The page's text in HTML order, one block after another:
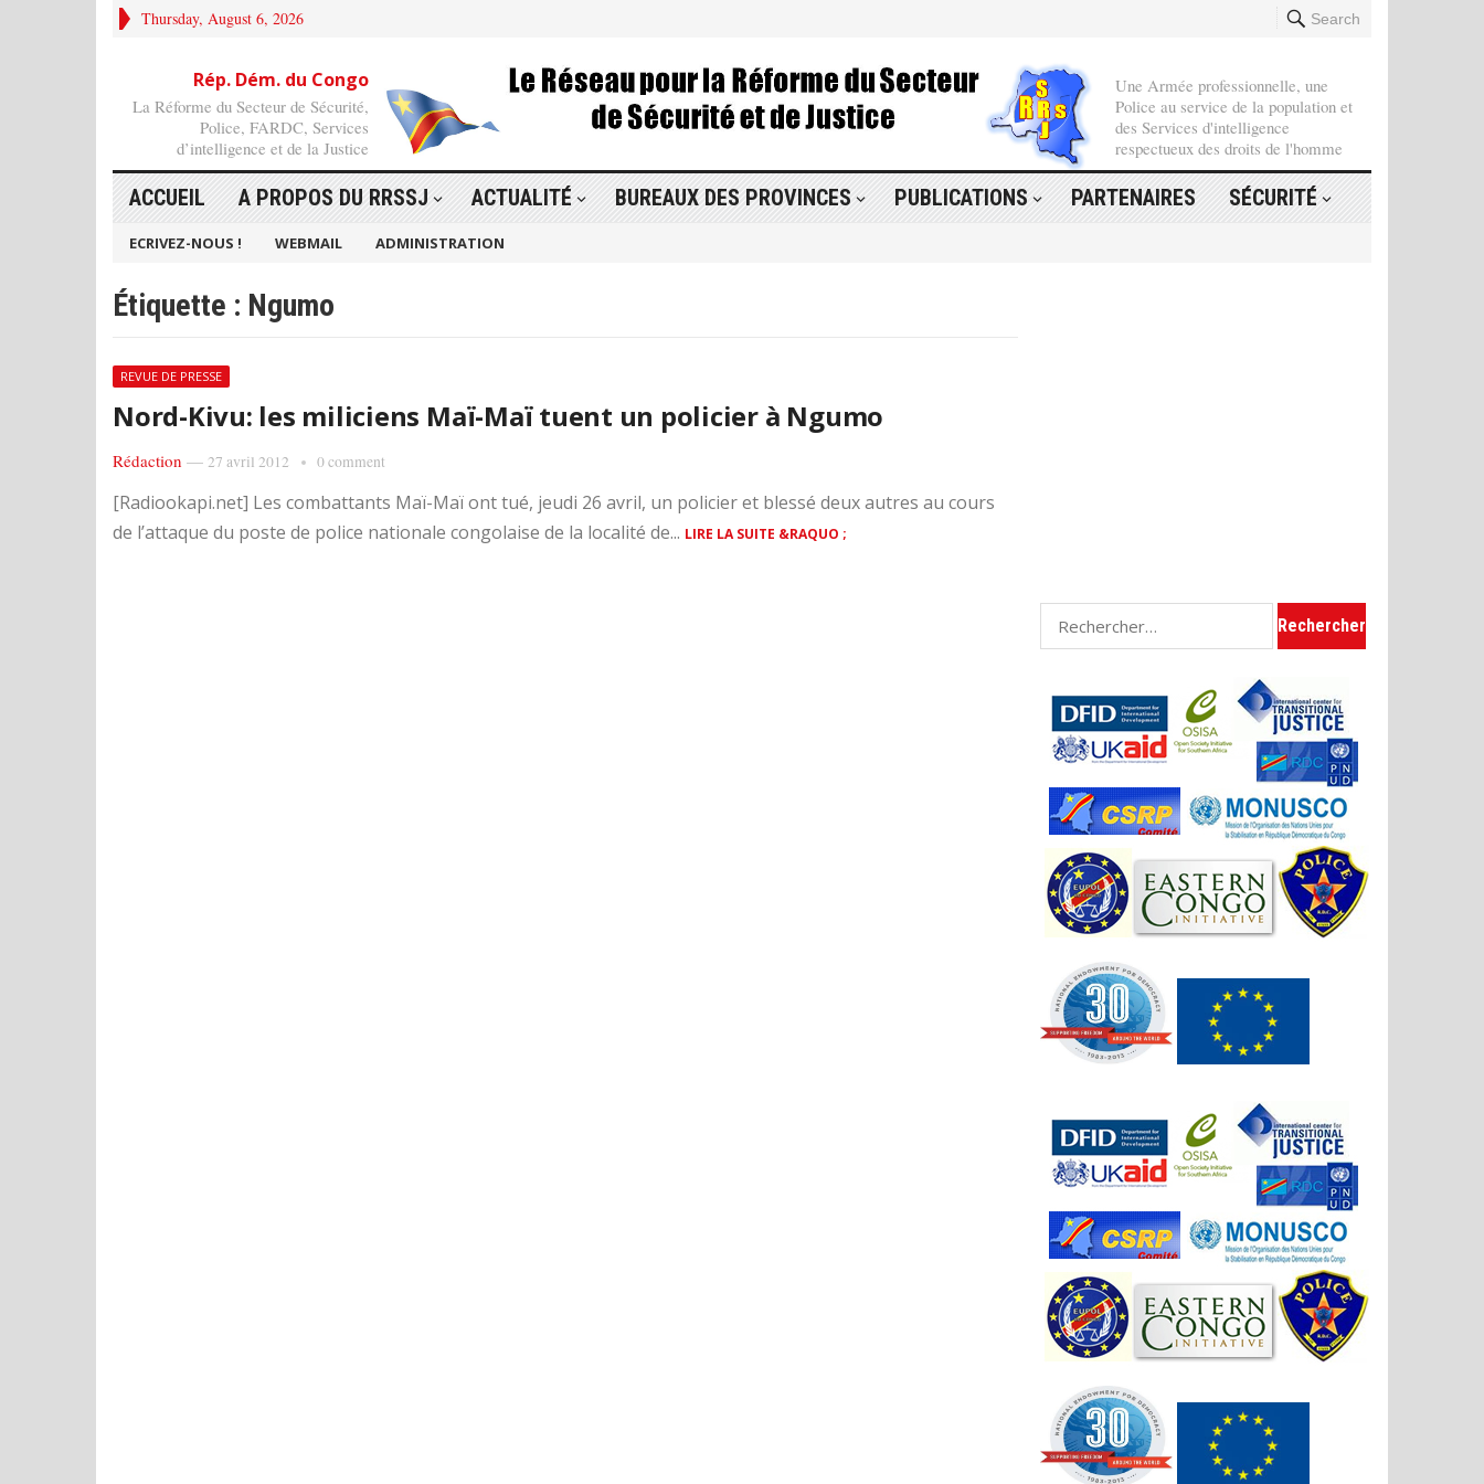
Thursday, August 6, 2026 Search
Rép. Dém. du Congo
La Réforme du Secteur de Sécurité,
Police, FARDC, Services
d’intelligence et de la Justice
Une Armée professionnelle, une
Police au service de la population et
des Services d'intelligence
respectueux des droits de l'homme
ACCUEIL A PROPOS DU RRSSJ ACTUALITÉ BUREAUX DES PROVINCES PUBLICATIONS PARTENAIRES SÉCURITÉ
ECRIVEZ-NOUS ! WEBMAIL ADMINISTRATION
Étiquette : Ngumo
REVUE DE PRESSE
Nord-Kivu: les miliciens Maï-Maï tuent un policier à Ngumo
Rédaction — 27 avril 2012 0 comment
[Radiookapi.net] Les combattants Maï-Maï ont tué, jeudi 26 avril, un policier et blessé deux autres au cours
de l’attaque du poste de police nationale congolaise de la localité de... LIRE LA SUITE &RAQUO ;
Rechercher :